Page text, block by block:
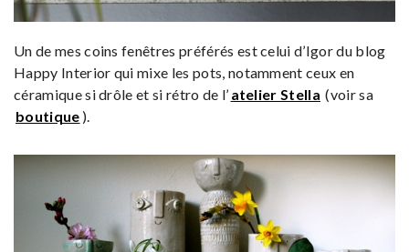
Un de mes coins fenêtres préférés est celui d’Igor du blog
Happy Interior qui mixe les pots, notamment ceux en
céramique si drôle et si rétro de l’ atelier Stella (voir sa
boutique ).